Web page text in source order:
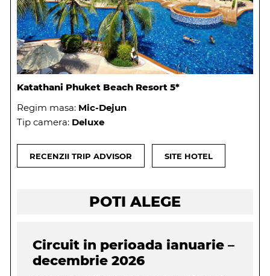
Katathani Phuket Beach Resort 5*
Regim masa: Mic-Dejun
Tip camera: Deluxe
RECENZII TRIP ADVISOR SITE HOTEL
POTI ALEGE
Circuit in perioada ianuarie –
decembrie 2026